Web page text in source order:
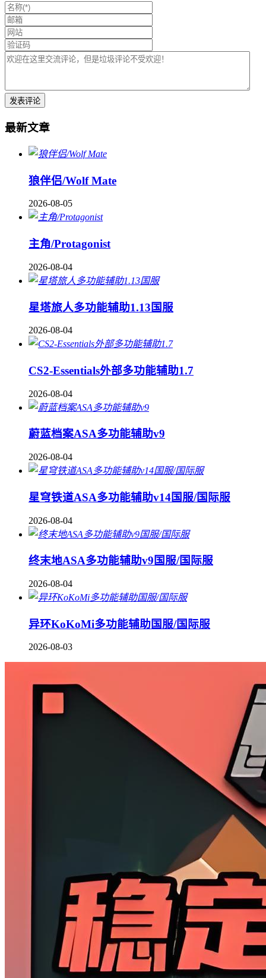
最新文章
狼伴侣/Wolf Mate
2026-08-05
主角/Protagonist
2026-08-04
星塔旅人多功能辅助1.13国服
2026-08-04
CS2-Essentials外部多功能辅助1.7
2026-08-04
蔚蓝档案ASA多功能辅助v9
2026-08-04
星穹铁道ASA多功能辅助v14国服/国际服
2026-08-04
终末地ASA多功能辅助v9国服/国际服
2026-08-04
异环KoKoMi多功能辅助国服/国际服
2026-08-03